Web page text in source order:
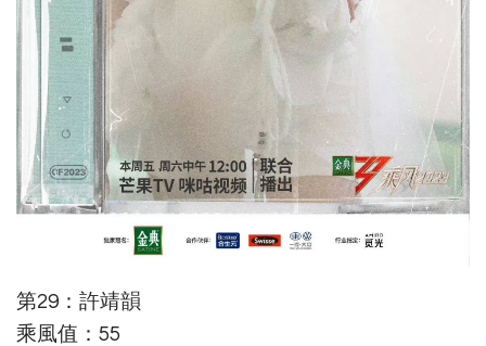
第29：許靖韻
乘風值：55